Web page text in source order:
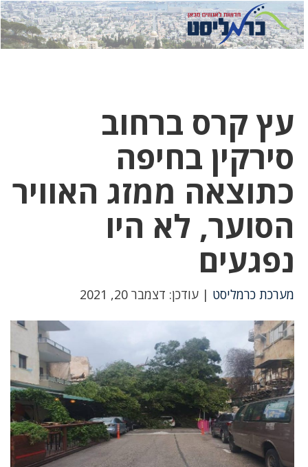
לחץ
כאן
לחץ
כדי
עץ קרס ברחוב
סירקין בחיפה
כתוצאה ממזג האוויר
הסוער, לא היו
נפגעים
מערכת כרמליסט | עודכן: דצמבר 20, 2021